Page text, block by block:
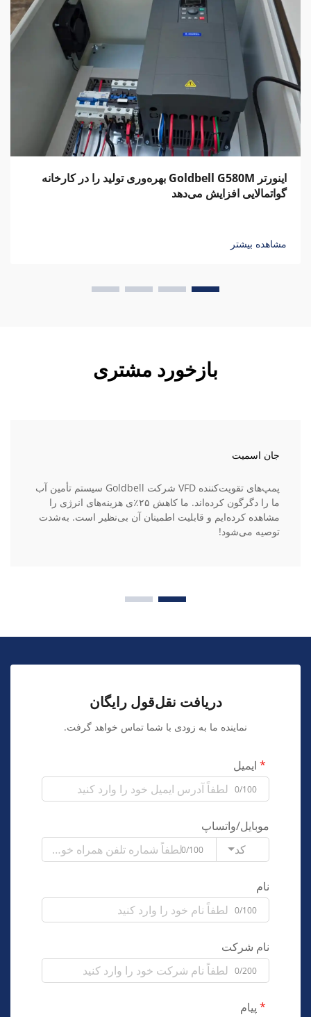
اینورتر Goldbell G580M بهره‌وری تولید را در کارخانه
گواتمالایی افزایش می‌دهد
مشاهده بیشتر
بازخورد مشتری
جان اسمیت
پمپ‌های تقویت‌کننده VFD شرکت Goldbell سیستم تأمین آب
ما را دگرگون کرده‌اند. ما کاهش ۲۵٪ی هزینه‌های انرژی را
مشاهده کرده‌ایم و قابلیت اطمینان آن بی‌نظیر است. به‌شدت
توصیه می‌شود!
دریافت نقل‌قول رایگان
نماینده ما به زودی با شما تماس خواهد گرفت.
ایمیل
0/100
موبایل/واتساپ
کد
0/100
نام
0/100
نام شرکت
0/200
پیام